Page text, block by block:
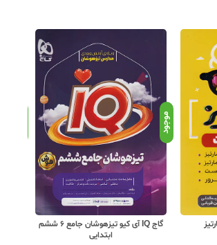
موجود
گاج IQ آی کیو تیزهوشان جامع 6 ششم
ابتدایی